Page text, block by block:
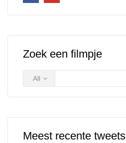
Zoek een filmpje
All
Meest recente tweets